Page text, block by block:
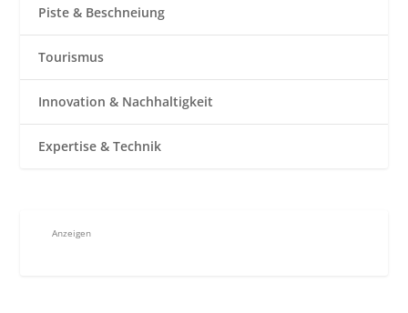
Piste & Beschneiung
Tourismus
Innovation & Nachhaltigkeit
Expertise & Technik
Anzeigen